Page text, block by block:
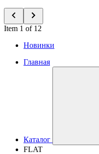
Item 1 of 12
Новинки
Главная
Каталог
FLAT